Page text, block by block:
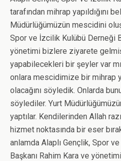
tarafından mihrap yapıldığını
Müdürlüğümüzün mescidini
Spor ve İzcilik Kulübü Derneği
yönetimi bizlere ziyarete
yapabilecekleri bir şeyler var
onlara mescidimize bir mihrap
olacağını söyledik. Onlarda
söylediler. Yurt
yaptılar. Kendilerinden Allah
hizmet noktasında bir eser
anlamda Alaplı Gençlik, Spor
Başkanı Rahim Kara ve